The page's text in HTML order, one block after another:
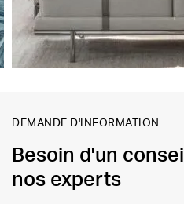
DEMANDE D'INFORMATION
Besoin d'un
nos experts